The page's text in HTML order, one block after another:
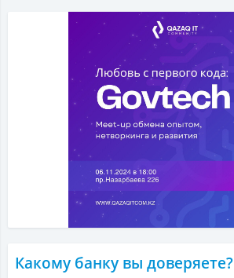
Какому банку вы доверяете?